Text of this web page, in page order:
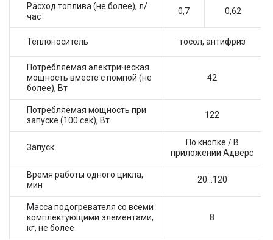
Расход топлива (не более), л/
час
0,7 0,62
Теплоноситель тосол, антифриз
Потребляемая электрическая
мощность вместе с помпой (не
более), Вт
42
Потребляемая мощность при
запуске (100 сек), Вт
122
Запуск
По кнопке / В
приложении Адверс
Время работы одного цикла,
мин
20...120
Масса подогревателя со всеми
комплектующими элементами,
кг, не более
8